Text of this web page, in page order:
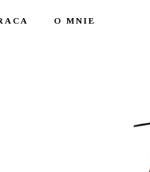
O MNIE